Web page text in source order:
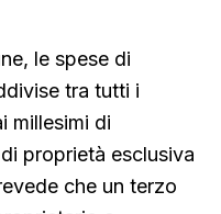
le spese di
tra tutti i
millesimi di
proprietà esclusiva
che un terzo